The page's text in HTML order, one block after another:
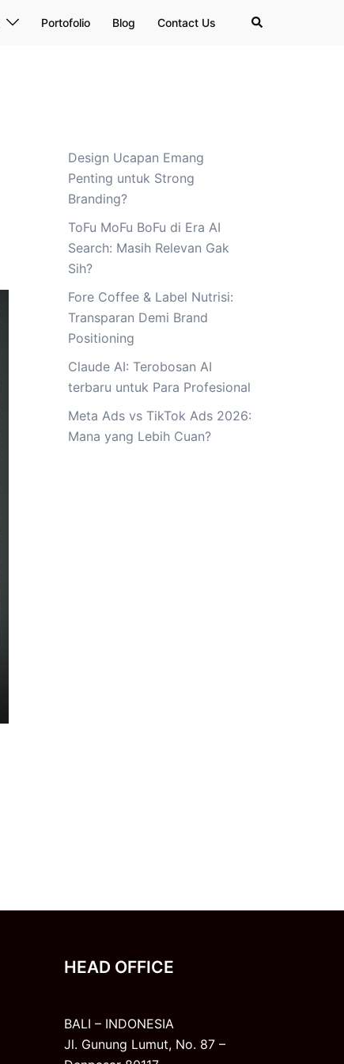
Portofolio Blog Contact Us Search
Design Ucapan Emang
Penting untuk Strong
Branding?
ToFu MoFu BoFu di Era AI
Search: Masih Relevan Gak
Sih?
Fore Coffee & Label Nutrisi:
Transparan Demi Brand
Positioning
Claude AI: Terobosan AI
terbaru untuk Para Profesional
Meta Ads vs TikTok Ads 2026:
Mana yang Lebih Cuan?
HEAD OFFICE
BALI – INDONESIA
Jl. Gunung Lumut, No. 87 –